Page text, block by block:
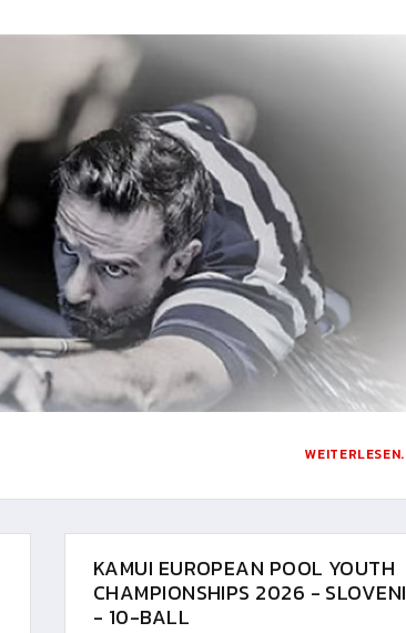
KAMUI EUROPEAN POOL YOUTH
CHAMPIONSHIPS 2026 -
- 10-BALL